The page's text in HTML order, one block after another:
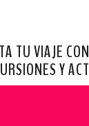
TU VIAJE
Y